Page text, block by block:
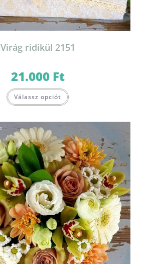
Virág ridikül 2151
21.000 Ft
Válassz opciót